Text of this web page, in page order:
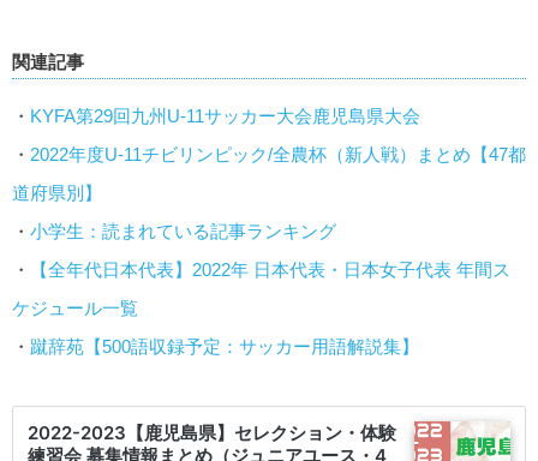
関連記事
・ KYFA第29回九州U-11サッカー大会鹿児島県大会
・ 2022年度U-11チビリンピック/全農杯（新人戦）まとめ【47都
道府県別】
・ 小学生：読まれている記事ランキング
・
【全年代日本代表】2022年 日本代表・日本女子代表 年間ス
ケジュール一覧
・ 蹴辞苑【500語収録予定：サッカー用語解説集】